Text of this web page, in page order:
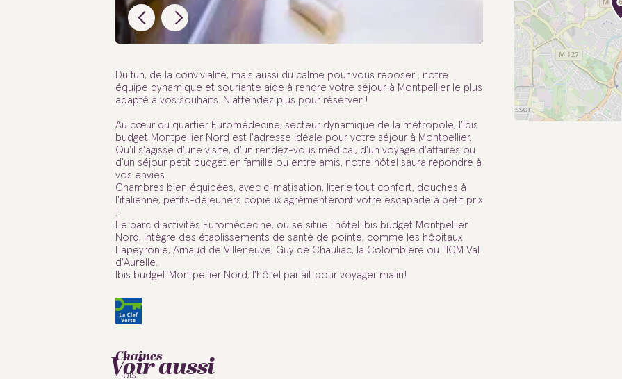
Du fun, de la convivialité, mais aussi du calme pour vous reposer : notre
équipe dynamique et souriante aide à rendre votre séjour à Montpellier le plus
adapté à vos souhaits. N'attendez plus pour réserver !
Au cœur du quartier Euromédecine, secteur dynamique de la métropole, l'ibis
budget Montpellier Nord est l'adresse idéale pour votre séjour à Montpellier.
Qu'il s'agisse d'une visite, d'un rendez-vous médical, d'un voyage d'affaires ou
d'un séjour petit budget en famille ou entre amis, notre hôtel saura répondre à
vos envies.
Chambres bien équipées, avec climatisation, literie tout confort, douches à
l'italienne, petits-déjeuners copieux agrémenteront votre escapade à petit prix
!
Le parc d'activités Euromédecine, où se situe l'hôtel ibis budget Montpellier
Nord, intègre des établissements de santé de pointe, comme les hôpitaux
Lapeyronie, Arnaud de Villeneuve, Guy de Chauliac, la Colombière ou l'ICM Val
d'Aurelle.
Ibis budget Montpellier Nord, l'hôtel parfait pour voyager malin!
Chaînes
Ibis
Voir aussi